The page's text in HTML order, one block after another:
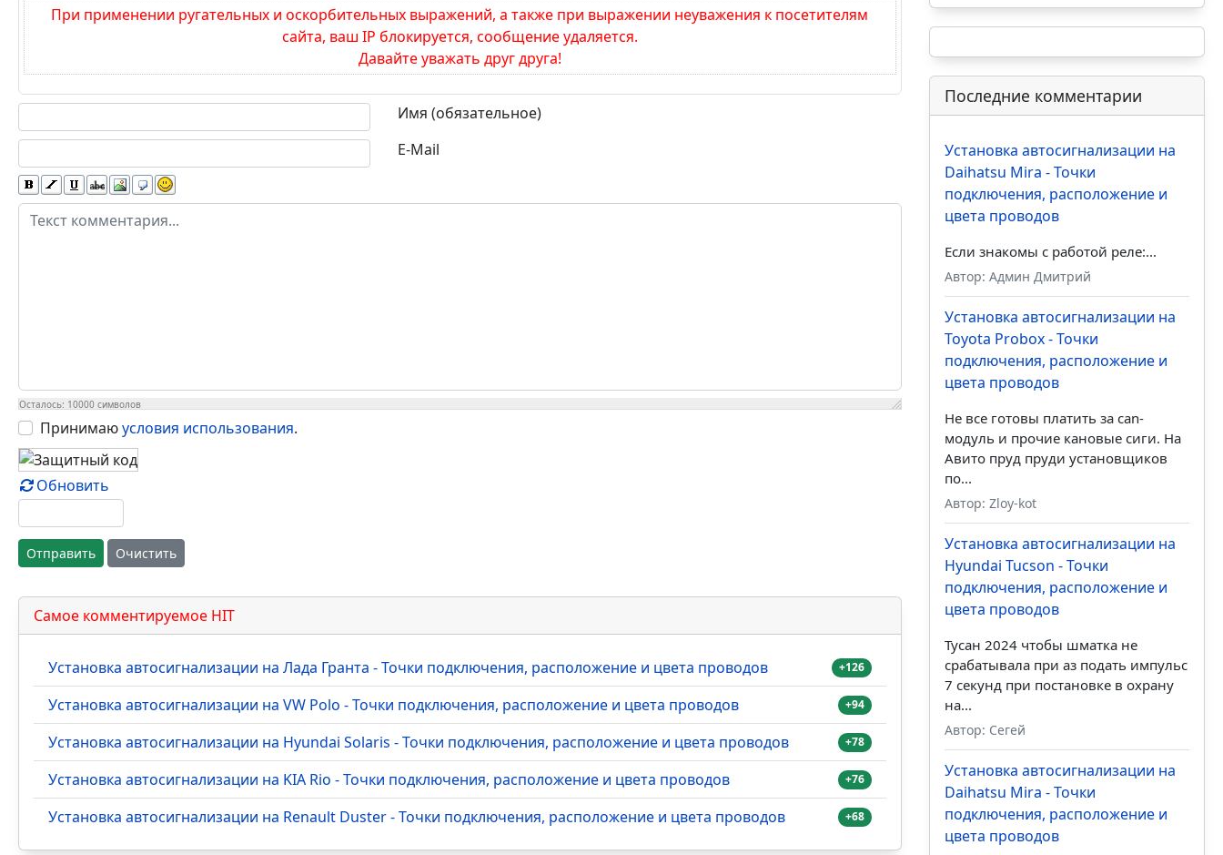
При применении ругательных и оскорбительных выражений, а также при выражении неуважения к посетителям
сайта, ваш IP блокируется, сообщение удаляется.
Давайте уважать друг друга!
Имя (обязательное)
E-Mail
Текст комментария
Осталось: 10000 символов
Принимаюусловия использования.
Обновить
Отправить Очистить
Самое комментируемое HIT
Установка автосигнализации на Лада Гранта - Точки подключения, расположение и цвета проводов +126
Установка автосигнализации на VW Polo - Точки подключения, расположение и цвета проводов +94
Установка автосигнализации на Hyundai Solaris - Точки подключения, расположение и цвета проводов +78
Установка автосигнализации на KIA Rio - Точки подключения, расположение и цвета проводов +76
Установка автосигнализации на Renault Duster - Точки подключения, расположение и цвета проводов +68
Последние комментарии
Установка автосигнализации на
Daihatsu Mira - Точки
подключения, расположение и
цвета проводов
Если знакомы с работой реле:...
Автор: Админ Дмитрий
Установка автосигнализации на
Toyota Probox - Точки
подключения, расположение и
цвета проводов
Не все готовы платить за can-
модуль и прочие кановые сиги. На
Авито пруд пруди установщиков
по...
Автор: Zloy-kot
Установка автосигнализации на
Hyundai Tucson - Точки
подключения, расположение и
цвета проводов
Тусан 2024 чтобы шматка не
срабатывала при аз подать импульс
7 секунд при постановке в охрану
на...
Автор: Сегей
Установка автосигнализации на
Daihatsu Mira - Точки
подключения, расположение и
цвета проводов